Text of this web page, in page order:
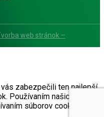
web stránok –
zabezpečili ten najlepší
Používaním našich
súborov cookie.